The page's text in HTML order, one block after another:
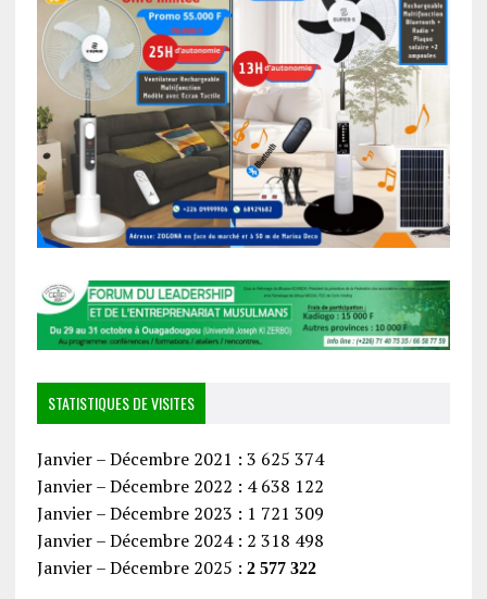
STATISTIQUES DE VISITES
Janvier – Décembre 2021 : 3 625 374
Janvier – Décembre 2022 : 4 638 122
Janvier – Décembre 2023 : 1 721 309
Janvier – Décembre 2024 : 2 318 498
Janvier – Décembre 2025 : 2 577 322